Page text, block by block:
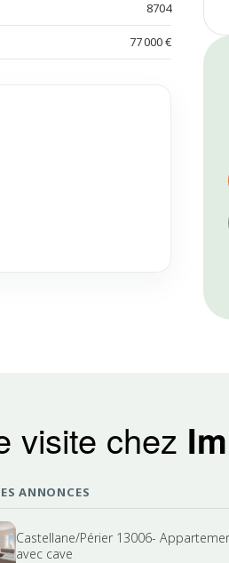
8704
77 000 €
visite chez
ANNONCES
Castellane/Périer 13006-
avec cave